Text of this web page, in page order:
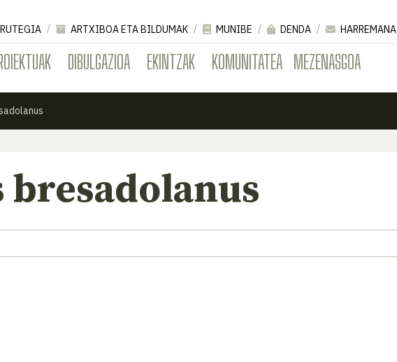
DIBULGAZIOA EKINTZAK KOMUNITATEA MEZENASGOA
ARTXIBOA ETA BILDUMAK MUNIBE DENDA
HARREMANA
bresadolanus